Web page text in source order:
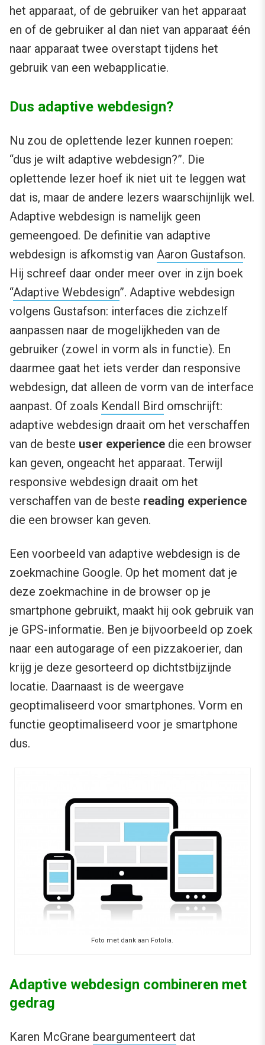
het apparaat, of de gebruiker van het apparaat
en of de gebruiker al dan niet van apparaat één
naar apparaat twee overstapt tijdens het
gebruik van een webapplicatie.
Dus adaptive webdesign?
Nu zou de oplettende lezer kunnen roepen:
“dus je wilt adaptive webdesign?”. Die
oplettende lezer hoef ik niet uit te leggen wat
dat is, maar de andere lezers waarschijnlijk wel.
Adaptive webdesign is namelijk geen
gemeengoed. De definitie van adaptive
webdesign is afkomstig van Aaron Gustafson.
Hij schreef daar onder meer over in zijn boek
“Adaptive Webdesign”. Adaptive webdesign
volgens Gustafson: interfaces die zichzelf
aanpassen naar de mogelijkheden van de
gebruiker (zowel in vorm als in functie). En
daarmee gaat het iets verder dan responsive
webdesign, dat alleen de vorm van de interface
aanpast. Of zoals Kendall Bird omschrijft:
adaptive webdesign draait om het verschaffen
van de beste user experience die een browser
kan geven, ongeacht het apparaat. Terwijl
responsive webdesign draait om het
verschaffen van de beste reading experience
die een browser kan geven.
Een voorbeeld van adaptive webdesign is de
zoekmachine Google. Op het moment dat je
deze zoekmachine in de browser op je
smartphone gebruikt, maakt hij ook gebruik van
je GPS-informatie. Ben je bijvoorbeeld op zoek
naar een autogarage of een pizzakoerier, dan
krijg je deze gesorteerd op dichtstbijzijnde
locatie. Daarnaast is de weergave
geoptimaliseerd voor smartphones. Vorm en
functie geoptimaliseerd voor je smartphone
dus.
Foto met dank aan Fotolia.
Adaptive webdesign combineren met
gedrag
Karen McGrane beargumenteert dat